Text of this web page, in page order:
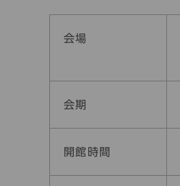
会場
会期
開館時間